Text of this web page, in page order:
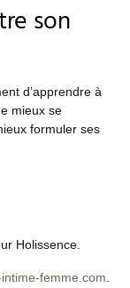
son
d’apprendre à
mieux se
formuler ses
Holissence.
femme.com.